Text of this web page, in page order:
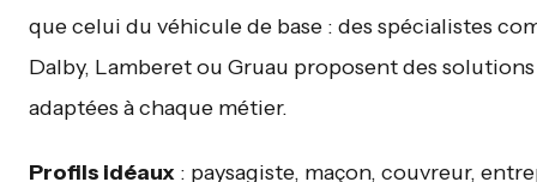
que celui du véhicule de base : des spécialistes
Dalby, Lamberet ou Gruau proposent des
adaptées à chaque métier.
Profils idéaux : paysagiste, maçon, couvreur,